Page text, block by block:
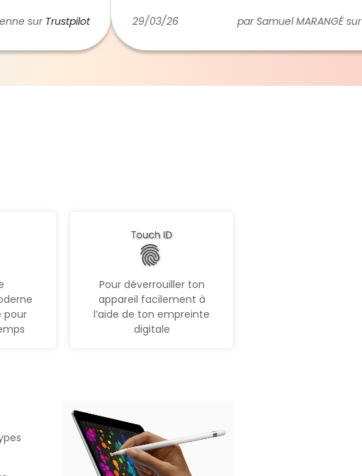
Trustpilot 29/03/26 par Samuel MARANGÉ sur
pour
Pour déverrouiller ton
appareil facilement à
l’aide de ton empreinte
digitale